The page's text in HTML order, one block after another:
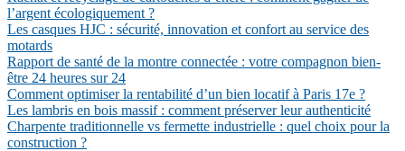
l’argent écologiquement ?
Les casques HJC : sécurité, innovation et confort au service des
motards
Rapport de santé de la montre connectée : votre compagnon bien-
être 24 heures sur 24
Comment optimiser la rentabilité d’un bien locatif à Paris 17e ?
Les lambris en bois massif : comment préserver leur authenticité
Charpente traditionnelle vs fermette industrielle : quel choix pour la
construction ?